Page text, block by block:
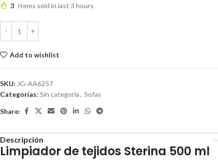
3 Items sold in last 3 hours
Add to wishlist
SKU: JG-AA6257
Categorías: Sin categoría, Sofas
Share:
Descripción
Limpiador de tejidos Sterina 500 ml